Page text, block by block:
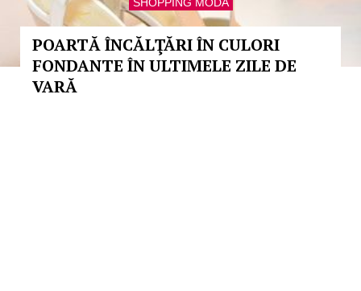
POARTĂ ÎNCĂLŢĂRI ÎN CULORI
FONDANTE ÎN ULTIMELE ZILE DE
VARĂ